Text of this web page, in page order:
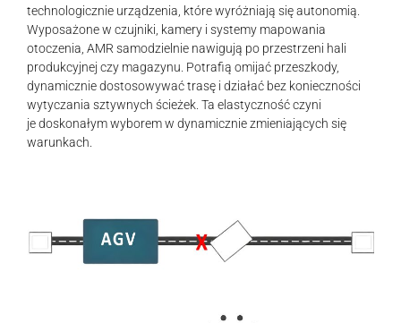
technologicznie urządzenia, które wyróżniają się autonomią.
Wyposażone w czujniki, kamery i systemy mapowania
otoczenia, AMR samodzielnie nawigują po przestrzeni hali
produkcyjnej czy magazynu. Potrafią omijać przeszkody,
dynamicznie dostosowywać trasę i działać bez konieczności
wytyczania sztywnych ścieżek. Ta elastyczność czyni
je doskonałym wyborem w dynamicznie zmieniających się
warunkach.